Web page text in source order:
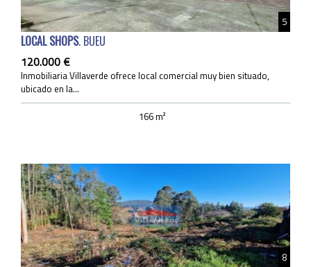
5
LOCAL SHOPS. BUEU
120.000 €
Inmobiliaria Villaverde ofrece local comercial muy bien situado,
ubicado en la...
166 m²
8